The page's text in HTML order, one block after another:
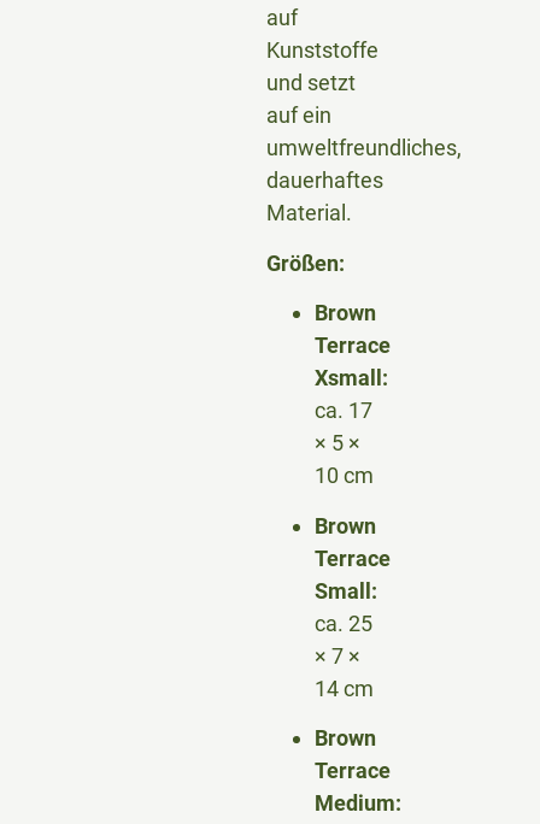
auf
Kunststoffe
und setzt
auf ein
umweltfreundliches,
dauerhaftes
Material.
Größen:
Brown
Terrace
Xsmall:
ca. 17
× 5 ×
10 cm
Brown
Terrace
Small:
ca. 25
× 7 ×
14 cm
Brown
Terrace
Medium: